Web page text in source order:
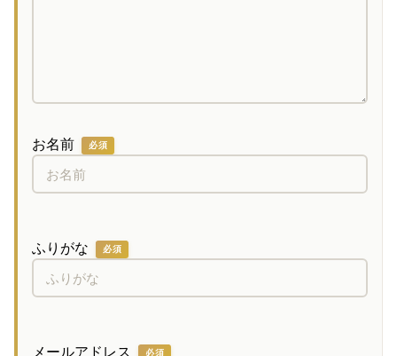
お名前 必須
ふりがな 必須
メールアドレス 必須